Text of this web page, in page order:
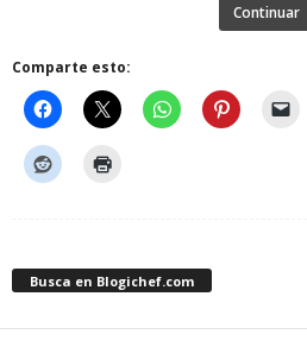
Continuar
Comparte esto:
Busca en Blogichef.com